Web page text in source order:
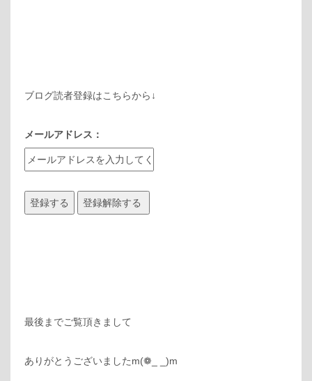
ブログ読者登録はこちらから↓
メールアドレス：
最後までご覧頂きまして
ありがとうございましたm(❁_ _)m